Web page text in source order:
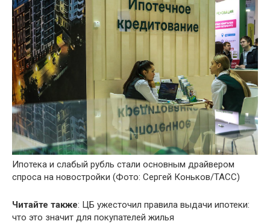
Ипотека и слабый рубль стали основным драйвером
спроса на новостройки (Фото: Сергей Коньков/ТАСС)
Читайте также: ЦБ ужесточил правила выдачи ипотеки:
что это значит для покупателей жилья